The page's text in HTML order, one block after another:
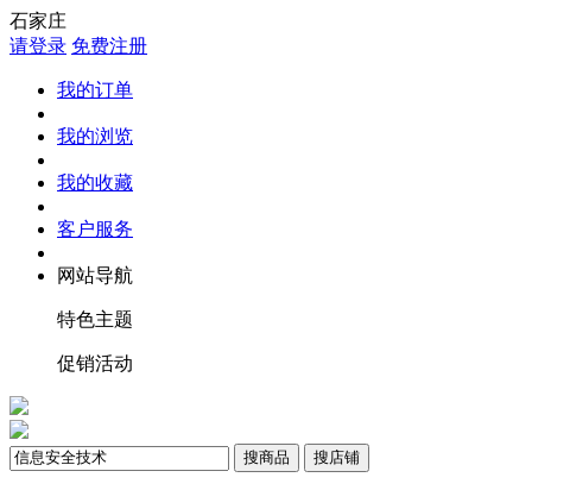
石家庄
请登录 免费注册
我的订单
我的浏览
我的收藏
客户服务
网站导航
特色主题
促销活动
搜商品 搜店铺